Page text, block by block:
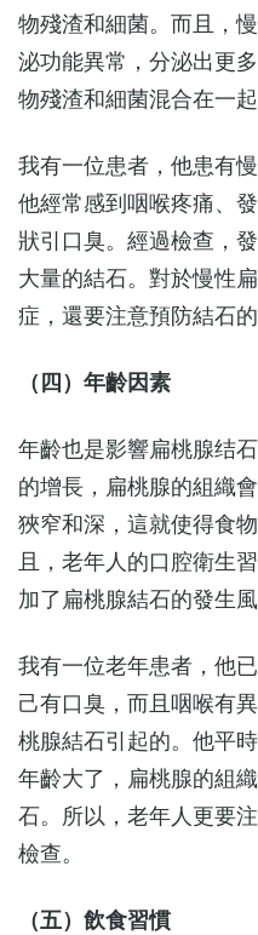
物殘渣和細菌。而且，
泌功能異常，分泌出更
物殘渣和細菌混合在一起
我有一位患者，他患有
他經常感到咽喉疼痛、
狀引口臭。經過檢查，
大量的結石。對於慢性
症，還要注意預防結石的
（四）年齡因素
年齡也是影響扁桃腺结
的增長，扁桃腺的組織
狹窄和深，這就使得食
且，老年人的口腔衛生
加了扁桃腺結石的發生風
我有一位老年患者，他
己有口臭，而且咽喉有
桃腺結石引起的。他平
年齡大了，扁桃腺的組
石。所以，老年人更要
檢查。
（五）飲食習慣